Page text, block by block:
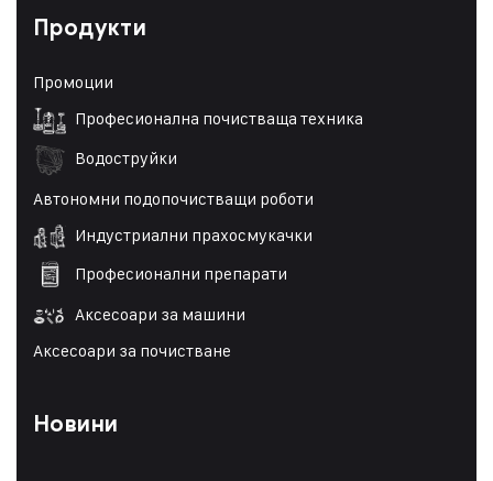
Продукти
Промоции
Професионална почистваща техника
Водоструйки
Автономни подопочистващи роботи
Индустриални прахосмукачки
Професионални препарати
Аксесоари за машини
Аксесоари за почистване
Новини